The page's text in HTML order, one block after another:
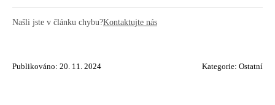
Našli jste v článku chybu?Kontaktujte nás
Publikováno: 20. 11. 2024 Kategorie: Ostatní